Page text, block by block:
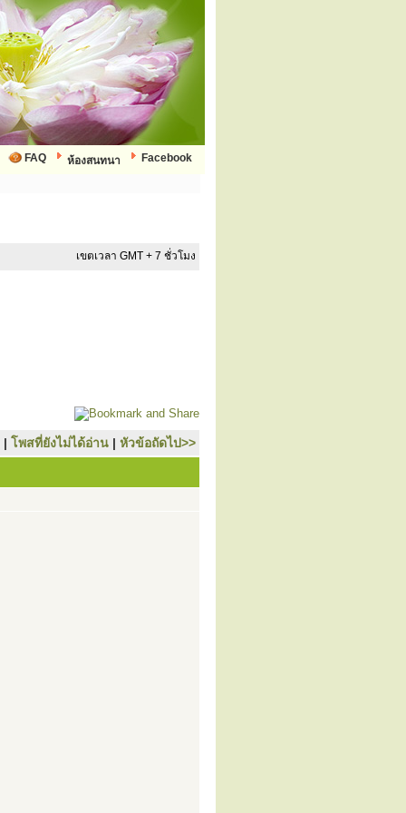
Facebook
ห้องสนทนา
FAQ
เขตเวลา GMT + 7 ชั่วโมง
| โพสที่ยังไม่ได้อ่าน | หัวข้อถัดไป>>